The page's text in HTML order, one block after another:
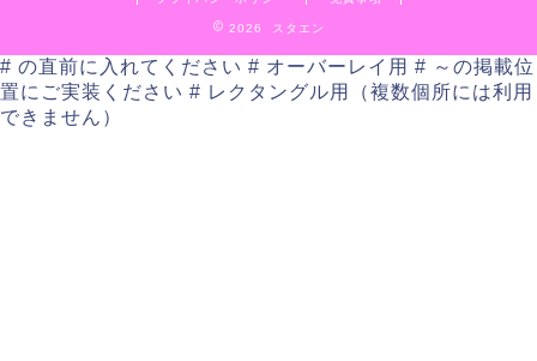
2026 スタエン
# の直前に入れてください # オーバーレイ用 # ～の掲載位
置にご実装ください # レクタングル用（複数個所には利用
できません）